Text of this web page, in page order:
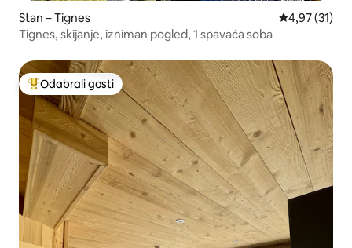
Stan – Tignes Prosječna
4,97 (31)
Tignes, skijanje, izniman pogled, 1 spavaća soba
Među najviše rangiranima s oznakom „Odabrali gosti”
Odabrali gosti